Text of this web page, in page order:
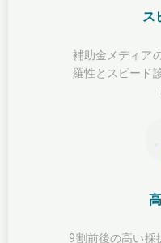
ス
補助金メディア
羅性とスピード
9割前後の高い採